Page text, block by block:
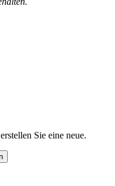
Sie eine neue.